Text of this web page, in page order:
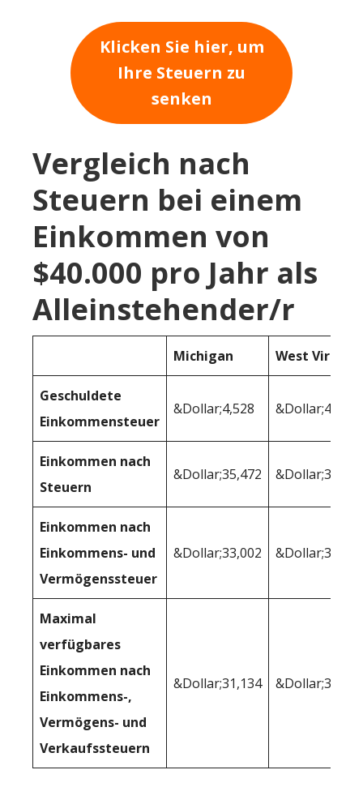
Klicken Sie hier, um
Ihre Steuern zu
senken
Vergleich nach
Steuern bei einem
Einkommen von
$40.000 pro Jahr als
Alleinstehender/r
Michigan West Virginia
Geschuldete
Einkommensteuer
&Dollar;4,528 &Dollar;4,525
Einkommen nach
Steuern
&Dollar;35,472 &Dollar;35,475
Einkommen nach
Einkommens- und
Vermögenssteuer
&Dollar;33,002 &Dollar;34,743
Maximal
verfügbares
Einkommen nach
Einkommens-,
Vermögens- und
Verkaufssteuern
&Dollar;31,134 &Dollar;32,617